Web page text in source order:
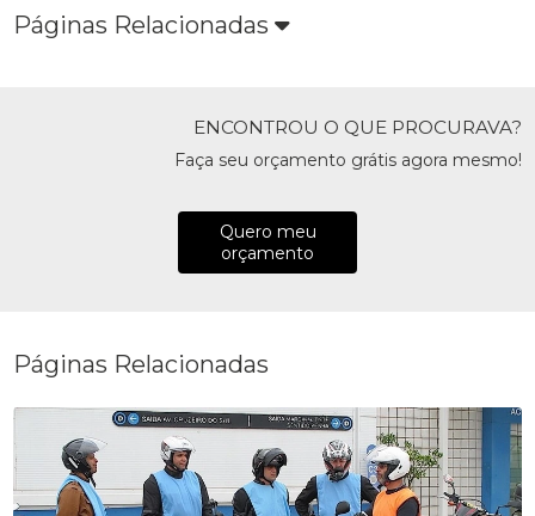
Páginas Relacionadas
ENCONTROU O QUE PROCURAVA?
Faça seu orçamento grátis agora mesmo!
Quero meu
orçamento
Páginas Relacionadas